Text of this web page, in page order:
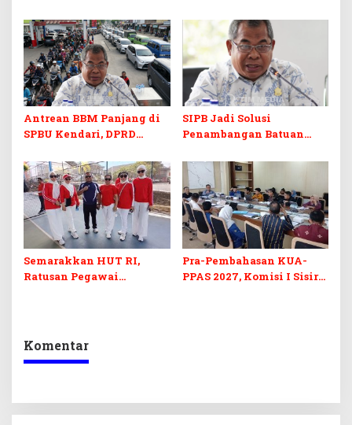
Kuliah Gratis
Digital
Antrean BBM Panjang di
SPBU Kendari, DPRD
Barcode Curang
SIPB Jadi Solusi
Penambangan Batuan
di Sultra
Semarakkan HUT RI,
Ratusan Pegawai
Pra-Pembahasan KUA-
PPAS 2027, Komisi I Sisir
Komentar